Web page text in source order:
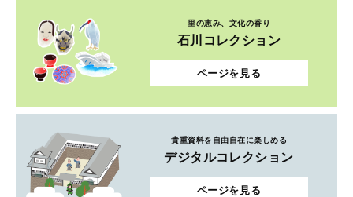
里の恵み、文化の香り
石川コレクション
ページを見る
貴重資料を自由自在に楽しめる
デジタルコレクション
ページを見る